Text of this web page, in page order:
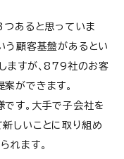
つあると思っていま
う顧客基盤があるとい
ますが、879社のお客
ができます。
す。大手で子会社を
しいことに取り組め
れます。